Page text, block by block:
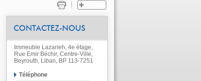
CONTACTEZ-NOUS
Immeuble Lazarieh, 4e étage,
Rue Emir Béchir, Centre-Ville,
Beyrouth, Liban, BP 113-7251
Téléphone